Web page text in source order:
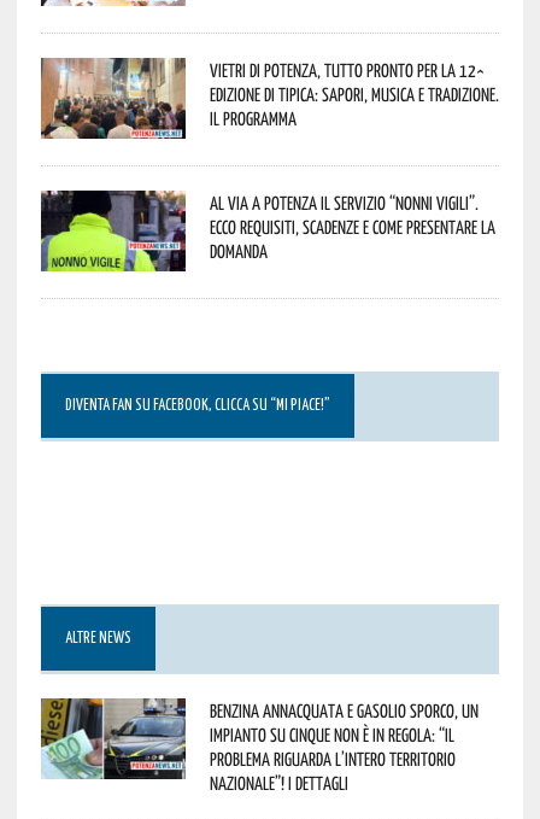
Vietri di Potenza, tutto pronto per la 12^
Edizione di Tipica: sapori, musica e tradizione.
Il programma
Al via a Potenza il servizio “Nonni Vigili”.
Ecco requisiti, scadenze e come presentare la
domanda
DIVENTA FAN SU FACEBOOK, CLICCA SU “MI PIACE!”
ALTRE NEWS
Benzina annacquata e gasolio sporco, un
impianto su cinque non è in regola: “il
problema riguarda l’intero territorio
Nazionale”! I dettagli